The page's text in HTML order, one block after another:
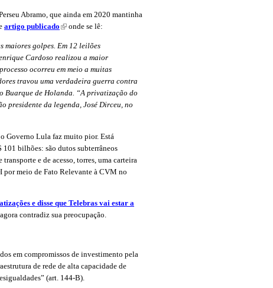
Abramo, que ainda em 2020 mantinha
artigo publicado (link is external)
onde se lê:
maiores golpes. Em 12 leilões
Cardoso realizou a maior
ocorreu em meio a muitas
travou uma verdadeira guerra contra
Buarque de Holanda. “A privatização do
presidente da legenda, José Dirceu, no
Governo Lula faz muito pior. Está
bilhões: são dutos subterrâneos
e de acesso, torres, uma carteira
por meio de Fato Relevante à CVM no
e disse que Telebras vai estar a
contradiz sua preocupação.
em compromissos de investimento pela
de rede de alta capacidade de
(art. 144-B).